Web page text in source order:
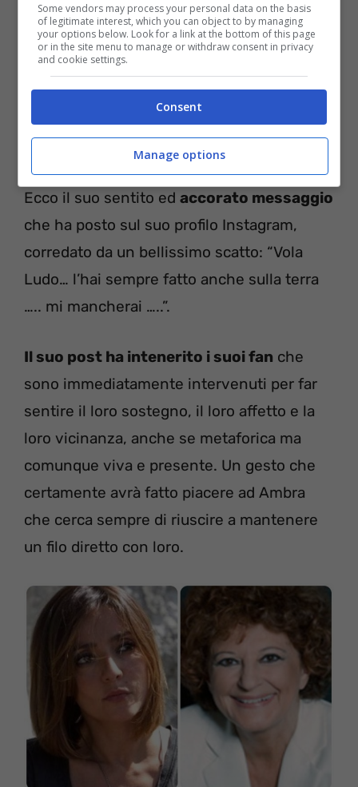
Ecco il suo sentito ed accorato messaggio
che ha posto sul suo profilo Instagram,
corredato da un bellissimo scatto: “Vola
Ludo… l’hai sempre fatto anche sulla terra
….. mi mancherai …..”.
Il suo post ha intenerito i suoi fan che
sono immediatamente intervenuti per far
sentire il loro sostegno, il loro affetto e la
loro vicinanza, anche se metaforica ma
comunque viva e presente. Un gesto che
certamente avrà fatto piacere ad Ambra
che cerca sempre di riuscire a mantenere
un filo diretto con loro.
Some vendors may process your personal data on the basis
of legitimate interest, which you can object to by managing
your options below. Look for a link at the bottom of this page
or in the site menu to manage or withdraw consent in privacy
and cookie settings.
Consent
Manage options